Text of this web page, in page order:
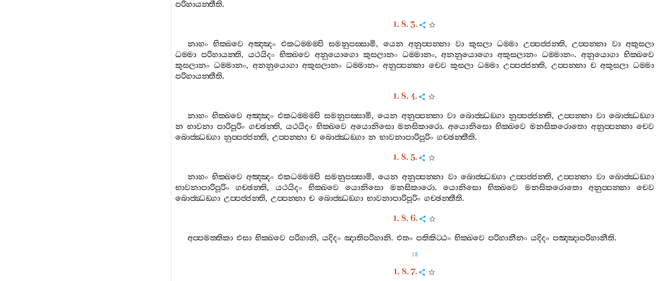
පරිහායන‍්තීති.
1. 8. 3.
නාහං භික‍්ඛවෙ අඤ‍්ඤං එකධම‍්මම‍්පි සමනුපස‍්සාමි, යෙන අනුප‍්පන‍්නා වා කුසලා ධම‍්මා උප‍්පජ‍්ජන‍්ති,උප‍්පන‍්නා වා අකුසලා
ධම‍්මා පරිහායන‍්ති, යථයිදං භික‍්ඛවෙ අනුයොගො කුසලානං ධම‍්මානං,අනනුයොගො අකුසලානං ධම‍්මානං.අනුයොගා භික‍්ඛවෙ
කුසලානං ධම‍්මානං, අනනුයොගා අකුසලානං ධම‍්මානං අනුප‍්පන‍්නා චෙව කුසලා ධම‍්මා උප‍්පජ‍්ජන‍්ති, උප‍්පන‍්නා ච අකුසලා ධම‍්මා
පරිහායන‍්තීති.
1. 8. 4.
නාහං භික‍්ඛවෙ අඤ‍්ඤං එකධම‍්මම‍්පි සමනුපස‍්සාමි, යෙන අනුප‍්පන‍්නා වා බොජ‍්ඣඞ‍්ගා නුප‍්පජ‍්ජන‍්ති, උප‍්පන‍්නා වා බොජ‍්ඣඞ‍්ගා
න භාවනා පාරිපූරිං ගච‍්ඡන‍්ති, යථයිදං භික‍්ඛවෙ අයොනිසො මනසිකාරො.අයොනිසො භික‍්ඛවෙ මනසිකරොතො අනුප‍්පන‍්නා චෙව
බොජ‍්ඣඞ‍්ගා නුප‍්පජ‍්ජන‍්ති, උප‍්පන‍්නා ච බොජ‍්ඣඞ‍්ගා න භාවනාපාරිපූරිං ගච‍්ඡන‍්තීති.
1. 8. 5.
නාහං භික‍්ඛවෙ අඤ‍්ඤං එකධම‍්මම‍්පි සමනුපස‍්සාමි,යෙන අනුප‍්පන‍්නා වා බොජ‍්ඣඞ‍්ගා උප‍්පජ‍්ජන‍්ති,උප‍්පන‍්නා වා බොජ‍්ඣඞ‍්ගා
භාවනාපාරිපූරිං
ගච‍්ඡන‍්ති, යථයිදං භික‍්ඛවෙ යොනිසො මනසිකාරො. යොනිසො භික‍්ඛවෙ මනසිකරොතො අනුප‍්පන‍්නා
චෙව
බොජ‍්ඣඞ‍්ගා උප‍්පජ‍්ජන‍්ති, උප‍්පන‍්නා ච බොජ‍්ඣඞ‍්ගා භාවනාපාරිපූරිං ගච‍්ඡන‍්තීති.
1. 8. 6.
අප‍්පමත‍්තිකා එසා භික‍්ඛවෙ පරිහානි, යදිදං ඤාතිපරිහානි. එතං පතිකිට‍්ඨං භික‍්ඛවෙ පරිහානීනං යදිදං පඤ‍්ඤාපරිහානීති.
28
1. 8. 7.